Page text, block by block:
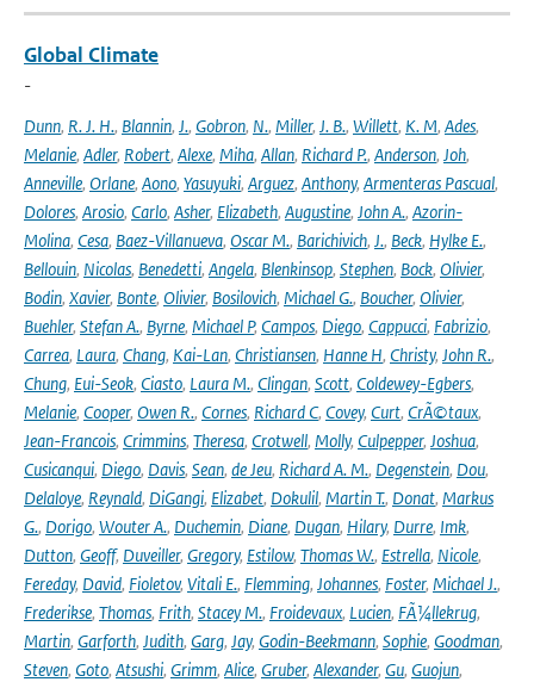
Global Climate
-
Dunn, R. J. H., Blannin, J., Gobron, N., Miller, J. B., Willett, K. M, Ades,
Melanie, Adler, Robert, Alexe, Miha, Allan, Richard P., Anderson, Joh,
Anneville, Orlane, Aono, Yasuyuki, Arguez, Anthony, Armenteras Pascual,
Dolores, Arosio, Carlo, Asher, Elizabeth, Augustine, John A., Azorin-
Molina, Cesa, Baez-Villanueva, Oscar M., Barichivich, J., Beck, Hylke E.,
Bellouin, Nicolas, Benedetti, Angela, Blenkinsop, Stephen, Bock, Olivier,
Bodin, Xavier, Bonte, Olivier, Bosilovich, Michael G., Boucher, Olivier,
Buehler, Stefan A., Byrne, Michael P, Campos, Diego, Cappucci, Fabrizio,
Carrea, Laura, Chang, Kai-Lan, Christiansen, Hanne H, Christy, John R.,
Chung, Eui-Seok, Ciasto, Laura M., Clingan, Scott, Coldewey-Egbers,
Melanie, Cooper, Owen R., Cornes, Richard C, Covey, Curt, CrÃ©taux,
Jean-Francois, Crimmins, Theresa, Crotwell, Molly, Culpepper, Joshua,
Cusicanqui, Diego, Davis, Sean, de Jeu, Richard A. M., Degenstein, Dou,
Delaloye, Reynald, DiGangi, Elizabet, Dokulil, Martin T., Donat, Markus
G., Dorigo, Wouter A., Duchemin, Diane, Dugan, Hilary, Durre, Imk,
Dutton, Geoff, Duveiller, Gregory, Estilow, Thomas W., Estrella, Nicole,
Fereday, David, Fioletov, Vitali E., Flemming, Johannes, Foster, Michael J.,
Frederikse, Thomas, Frith, Stacey M., Froidevaux, Lucien, FÃ¼llekrug,
Martin, Garforth, Judith, Garg, Jay, Godin-Beekmann, Sophie, Goodman,
Steven, Goto, Atsushi, Grimm, Alice, Gruber, Alexander, Gu, Guojun,